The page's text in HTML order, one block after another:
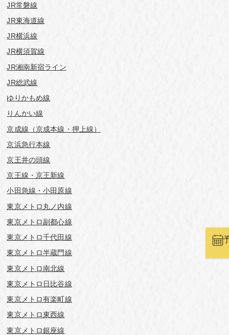
JR常磐線
JR東海道線
JR横浜線
JR横須賀線
JR湘南新宿ライン
JR総武線
ゆりかもめ線
りんかい線
京成線（京成本線・押上線）
京浜急行本線
京王井の頭線
京王線・京王新線
小田急線・小田原線
東京メトロ丸ノ内線
東京メトロ副都心線
東京メトロ千代田線
東京メトロ半蔵門線
東京メトロ南北線
東京メトロ日比谷線
東京メトロ有楽町線
東京メトロ東西線
東京メトロ銀座線